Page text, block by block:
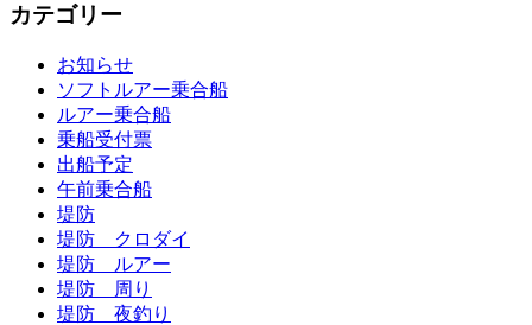
カテゴリー
お知らせ
ソフトルアー乗合船
ルアー乗合船
乗船受付票
出船予定
午前乗合船
堤防
堤防 クロダイ
堤防 ルアー
堤防 周り
堤防 夜釣り